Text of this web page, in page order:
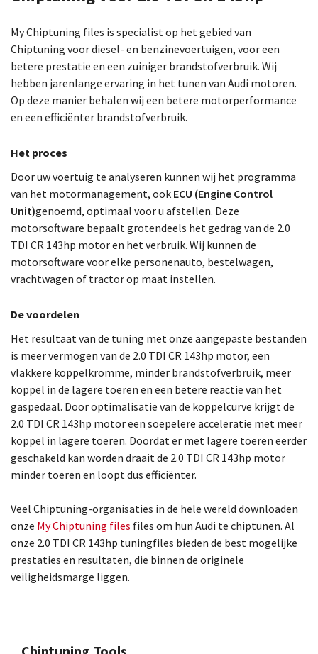
My Chiptuning files is specialist op het gebied van
Chiptuning voor diesel- en benzinevoertuigen, voor een
betere prestatie en een zuiniger brandstofverbruik. Wij
hebben jarenlange ervaring in het tunen van Audi motoren.
Op deze manier behalen wij een betere motorperformance
en een efficiënter brandstofverbruik.
Het proces
Door uw voertuig te analyseren kunnen wij het programma
van het motormanagement, ook ECU (Engine Control
Unit)genoemd, optimaal voor u afstellen. Deze
motorsoftware bepaalt grotendeels het gedrag van de 2.0
TDI CR 143hp motor en het verbruik. Wij kunnen de
motorsoftware voor elke personenauto, bestelwagen,
vrachtwagen of tractor op maat instellen.
De voordelen
Het resultaat van de tuning met onze aangepaste bestanden
is meer vermogen van de 2.0 TDI CR 143hp motor, een
vlakkere koppelkromme, minder brandstofverbruik, meer
koppel in de lagere toeren en een betere reactie van het
gaspedaal. Door optimalisatie van de koppelcurve krijgt de
2.0 TDI CR 143hp motor een soepelere acceleratie met meer
koppel in lagere toeren. Doordat er met lagere toeren eerder
geschakeld kan worden draait de 2.0 TDI CR 143hp motor
minder toeren en loopt dus efficiënter.
Veel Chiptuning-organisaties in de hele wereld downloaden
onze My Chiptuning files files om hun Audi te chiptunen. Al
onze 2.0 TDI CR 143hp tuningfiles bieden de best mogelijke
prestaties en resultaten, die binnen de originele
veiligheidsmarge liggen.